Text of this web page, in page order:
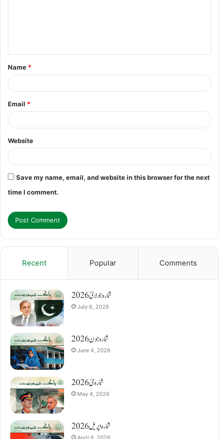
t
*
Name *
Email *
Website
Save my name, email, and website in this browser for the next
time I comment.
Recent Popular Comments
شمارہ جولائ 2026
July 6, 2026
شمارہ جون 2026
June 4, 2026
شمارہ مئ 2026
May 4, 2026
شمارہ اپریل 2026
April 6, 2026